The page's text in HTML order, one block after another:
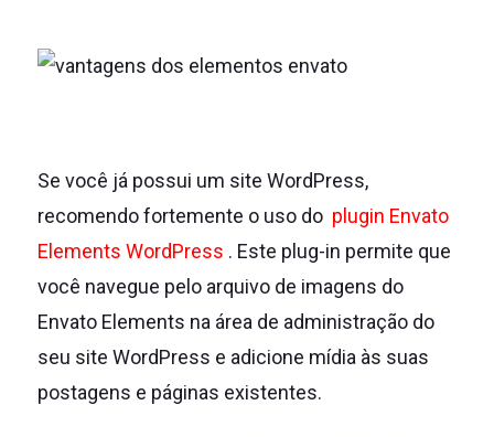
Se você já possui um site WordPress,
recomendo fortemente o uso do plugin Envato
Elements WordPress . Este plug-in permite que
você navegue pelo arquivo de imagens do
Envato Elements na área de administração do
seu site WordPress e adicione mídia às suas
postagens e páginas existentes.